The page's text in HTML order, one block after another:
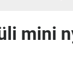
mini